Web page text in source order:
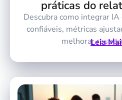
práticas do
Descubra como integrar
confiáveis, métricas
melhorarLeia